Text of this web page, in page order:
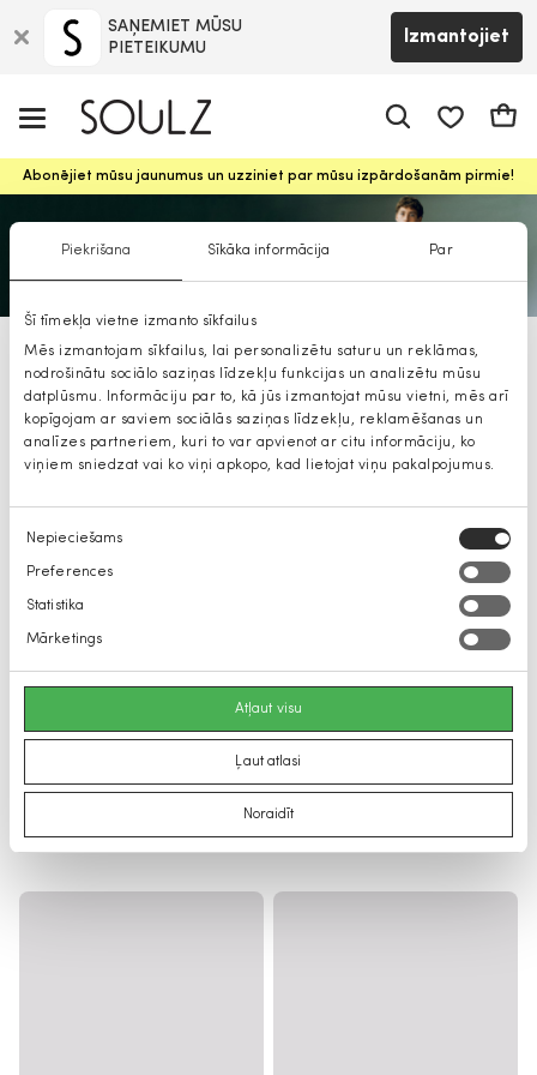
Piekrišana Sīkāka informācija Par
Šī tīmekļa vietne izmanto sīkfailus
Mēs izmantojam sīkfailus, lai personalizētu saturu un reklāmas,
nodrošinātu sociālo saziņas līdzekļu funkcijas un analizētu mūsu
datplūsmu. Informāciju par to, kā jūs izmantojat mūsu vietni, mēs arī
kopīgojam ar saviem sociālās saziņas līdzekļu, reklamēšanas un
analīzes partneriem, kuri to var apvienot ar citu informāciju, ko
viņiem sniedzat vai ko viņi apkopo, kad lietojat viņu pakalpojumus.
Piekrišanas
izvēle
Nepieciešams
Preferences
Statistika
Mārketings
Atļaut visu
Ļaut atlasi
Noraidīt
SAŅEMIET MŪSU
PIETEIKUMU
Izmantojiet
Abonējiet mūsu jaunumus un uzziniet par mūsu izpārdošanām pirmie!
Selected tauriņi